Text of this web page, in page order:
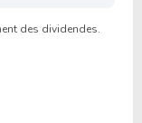
des dividendes.